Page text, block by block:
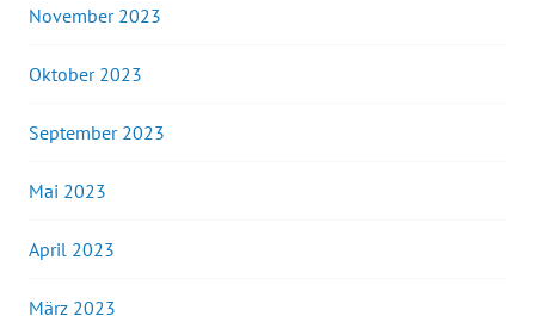
November 2023
Oktober 2023
September 2023
Mai 2023
April 2023
März 2023